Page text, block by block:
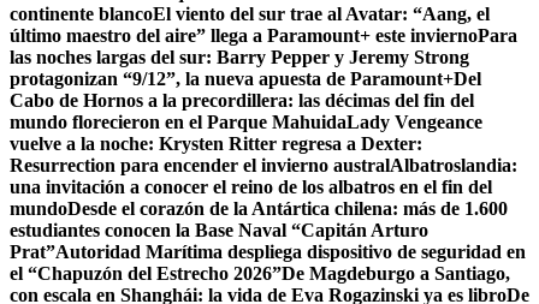
continente blancoEl viento del sur trae al Avatar: “Aang, el
último maestro del aire” llega a Paramount+ este inviernoPara
las noches largas del sur: Barry Pepper y Jeremy Strong
protagonizan “9/12”, la nueva apuesta de Paramount+Del
Cabo de Hornos a la precordillera: las décimas del fin del
mundo florecieron en el Parque MahuidaLady Vengeance
vuelve a la noche: Krysten Ritter regresa a Dexter:
Resurrection para encender el invierno australAlbatroslandia:
una invitación a conocer el reino de los albatros en el fin del
mundoDesde el corazón de la Antártica chilena: más de 1.600
estudiantes conocen la Base Naval “Capitán Arturo
Prat”Autoridad Marítima despliega dispositivo de seguridad en
el “Chapuzón del Estrecho 2026”De Magdeburgo a Santiago,
con escala en Shanghái: la vida de Eva Rogazinski ya es libroDe